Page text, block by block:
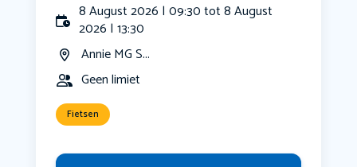
8 August 2026 | 09:30 tot 8 August
2026 | 13:30
Annie MG S...
Geen limiet
Fietsen